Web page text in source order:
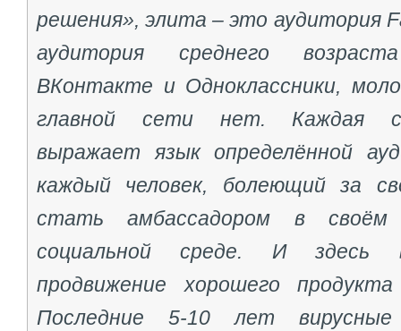
решения», элита – это аудитория
аудитория среднего
ВКонтакте и Одноклассники,
главной сети нет. Каждая
выражает язык определённой
каждый человек, болеющий за
стать амбассадором в
социальной среде. И здесь
продвижение хорошего
Последние 5-10 лет